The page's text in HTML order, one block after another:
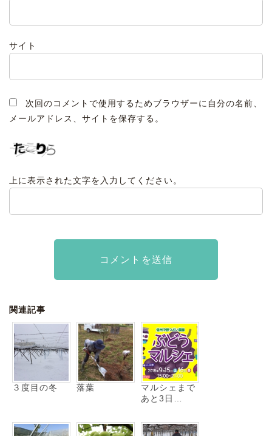
サイト
次回のコメントで使用するためブラウザーに自分の名前、
メールアドレス、サイトを保存する。
上に表示された文字を入力してください。
関連記事
３度目の冬 落葉
マルシェまで
あと3日…